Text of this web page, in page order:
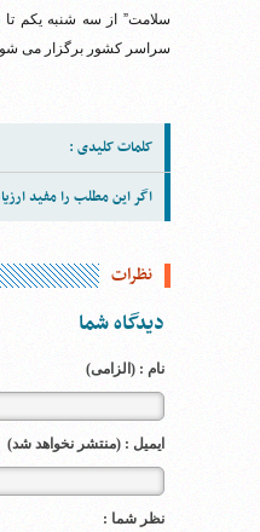
سلامت” از سه شنبه یکم تا
سراسر کشور برگزار می
کلمات کلیدی :
اگر این مطلب را مفید
نظرات
دیدگاه شما
نام : (الزامی)
ایمیل : (منتشر نخواهد شد)
نظر شما :